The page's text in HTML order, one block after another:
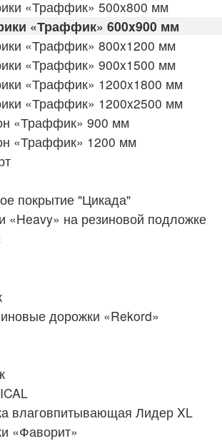
«Траффик» 500x800 мм
«Траффик» 600x900 мм
«Траффик» 800x1200 мм
«Траффик» 900x1500 мм
«Траффик» 1200x1800 мм
«Траффик» 1200x2500 мм
«Траффик» 900 мм
«Траффик» 1200 мм
покрытие "Цикада"
«Heavy» на резиновой подложке
дорожки «Rekord»
влаговпитывающая Лидер XL
«Фаворит»